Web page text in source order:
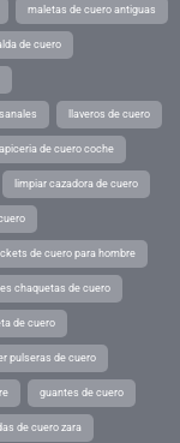
maletas de cuero antiguas
de cuero
llaveros de cuero
de cuero coche
limpiar cazadora de cuero
de cuero para hombre
chaquetas de cuero
de cuero
pulseras de cuero
guantes de cuero
de cuero zara